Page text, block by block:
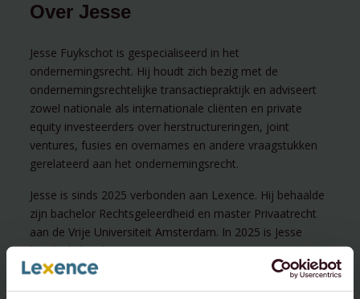
Over Jesse
Jesse Fuykschot is gespecialiseerd in het
ondernemingsrecht. Hij houdt zich bezig met de
ondernemingsrechtelijke transactiepraktijk en adviseert
zowel nationale als internationale cliënten en private
equity investeerders over herstructureringen, joint
ventures, fusies en overnames en andere vraagstukken
gerelateerd aan het ondernemingsrecht.
Jesse is sinds 2025 verbonden aan Lexence. Hij behaalde
zijn bachelor Rechtsgeleerdheid en master Privaatrecht
aan de Vrije Universiteit Amsterdam. In 2025 is Jesse
beëdigd als advocaat.